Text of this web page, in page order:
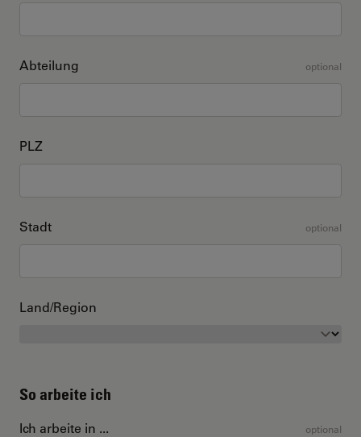
Abteilung optional
PLZ
Stadt optional
Land/Region
So arbeite ich
Ich arbeite in ... optional